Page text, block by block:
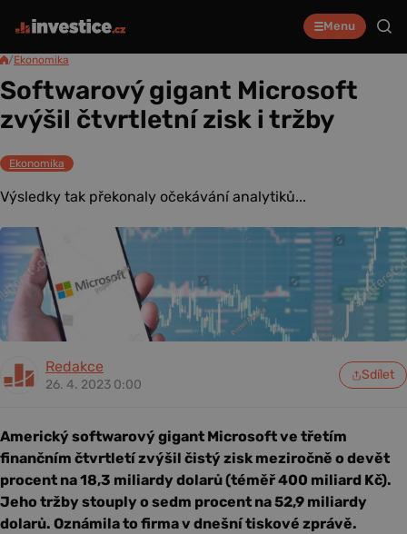
Menu
/Ekonomika
Softwarový gigant Microsoft
zvýšil čtvrtletní zisk i tržby
Ekonomika
Výsledky tak překonaly očekávání analytiků...
Redakce
26. 4. 2023 0:00
Sdílet
Americký softwarový gigant Microsoft ve třetím
finančním čtvrtletí zvýšil čistý zisk meziročně o devět
procent na 18,3 miliardy dolarů (téměř 400 miliard Kč).
Jeho tržby stouply o sedm procent na 52,9 miliardy
dolarů. Oznámila to firma v dnešní tiskové zprávě.